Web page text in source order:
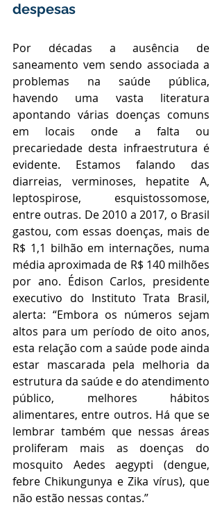
despesas
Por décadas a ausência de
saneamento vem sendo associada a
problemas na saúde pública,
havendo uma vasta literatura
apontando várias doenças comuns
em locais onde a falta ou
precariedade desta infraestrutura é
evidente. Estamos falando das
diarreias, verminoses, hepatite A,
leptospirose, esquistossomose,
entre outras. De 2010 a 2017, o Brasil
gastou, com essas doenças, mais de
R$ 1,1 bilhão em internações, numa
média aproximada de R$ 140 milhões
por ano. Édison Carlos, presidente
executivo do Instituto Trata Brasil,
alerta: “Embora os números sejam
altos para um período de oito anos,
esta relação com a saúde pode ainda
estar mascarada pela melhoria da
estrutura da saúde e do atendimento
público, melhores hábitos
alimentares, entre outros. Há que se
lembrar também que nessas áreas
proliferam mais as doenças do
mosquito Aedes aegypti (dengue,
febre Chikungunya e Zika vírus), que
não estão nessas contas.”